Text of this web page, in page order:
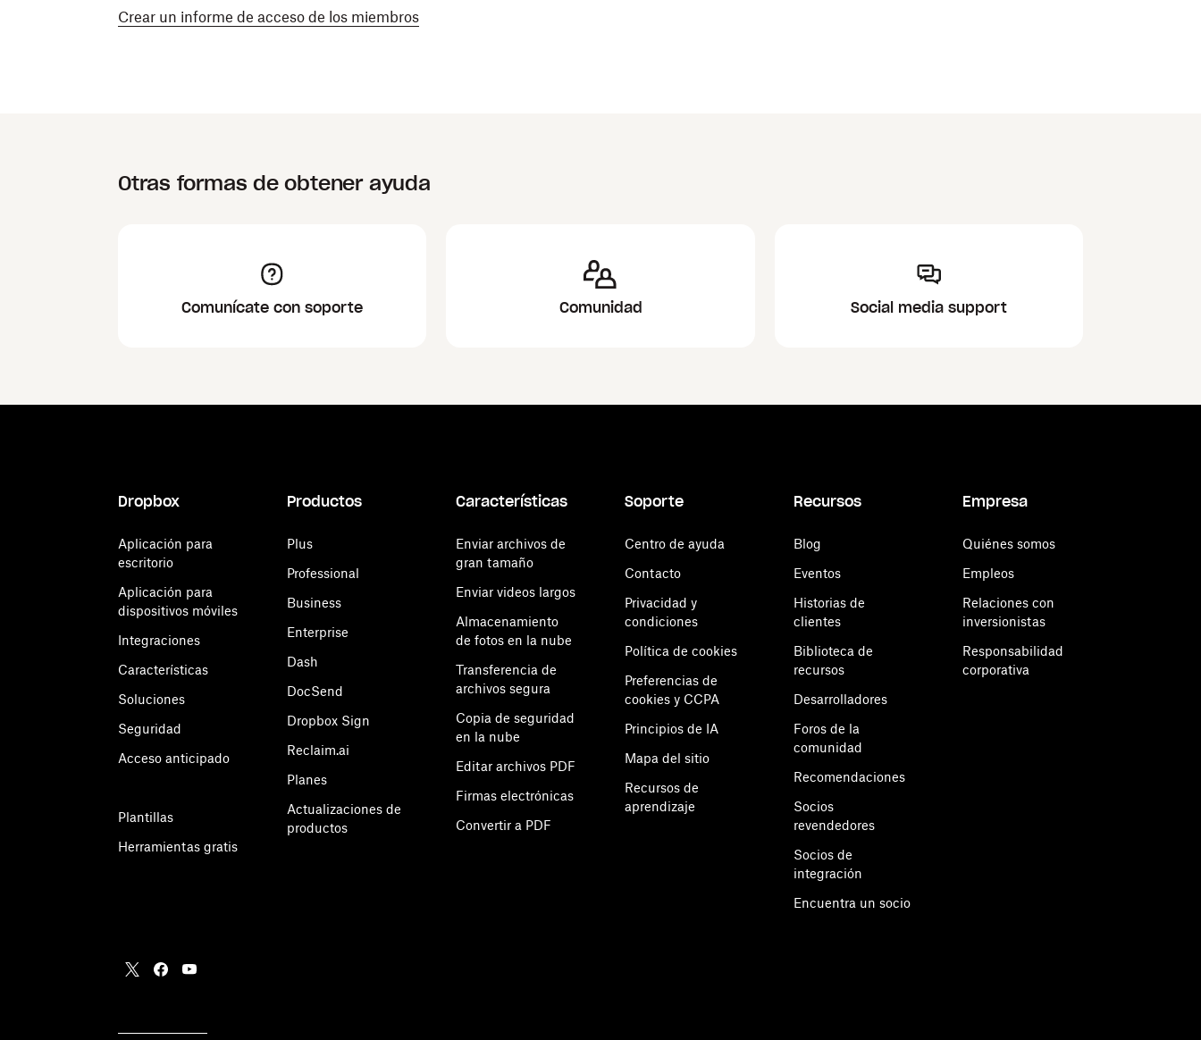
Crear un informe de acceso de los miembros
Otras formas de obtener ayuda
Comunícate con soporte Comunidad Social media support
Dropbox
Aplicación para
escritorio
Aplicación para
dispositivos móviles
Integraciones
Características
Soluciones
Seguridad
Acceso anticipado
Plantillas
Herramientas gratis
Productos
Plus
Professional
Business
Enterprise
Dash
DocSend
Dropbox Sign
Reclaim.ai
Planes
Actualizaciones de
productos
Características
Enviar archivos de
gran tamaño
Enviar videos largos
Almacenamiento
de fotos en la nube
Transferencia de
archivos segura
Copia de seguridad
en la nube
Editar archivos PDF
Firmas electrónicas
Convertir a PDF
Soporte
Centro de ayuda
Contacto
Privacidad y
condiciones
Política de cookies
Preferencias de
cookies y CCPA
Principios de IA
Mapa del sitio
Recursos de
aprendizaje
Recursos
Blog
Eventos
Historias de
clientes
Biblioteca de
recursos
Desarrolladores
Foros de la
comunidad
Recomendaciones
Socios
revendedores
Socios de
integración
Encuentra un socio
Empresa
Quiénes somos
Empleos
Relaciones con
inversionistas
Responsabilidad
corporativa